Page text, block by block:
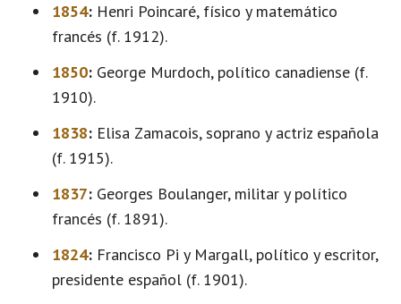
1854: Henri Poincaré, físico y matemático
francés (f. 1912).
1850: George Murdoch, político canadiense (f.
1910).
1838: Elisa Zamacois, soprano y actriz española
(f. 1915).
1837: Georges Boulanger, militar y político
francés (f. 1891).
1824: Francisco Pi y Margall, político y escritor,
presidente español (f. 1901).